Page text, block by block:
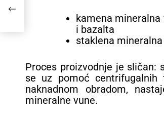
kamena
i bazalta
staklena
Proces proizvodnje je sličan:
se uz pomoć
naknadnom obradom,
mineralne vune.
–